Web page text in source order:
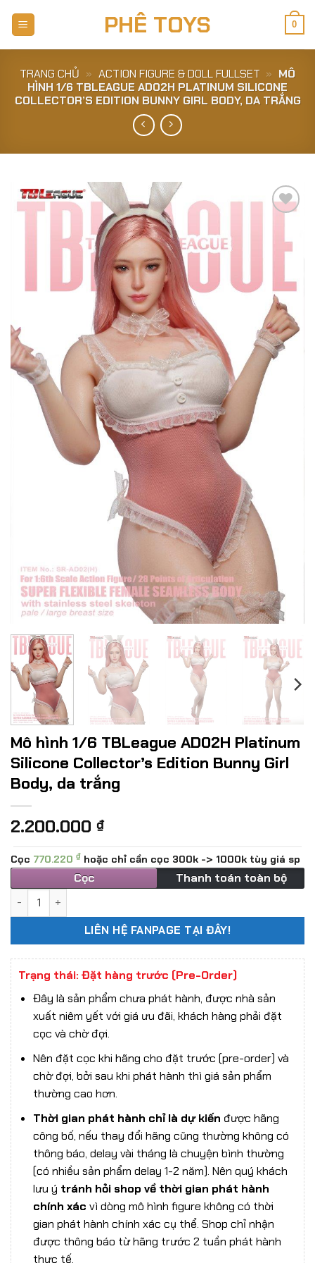
PHÊ TOYS 0
TRANG CHỦ » ACTION FIGURE & DOLL FULLSET » MÔ
HÌNH 1/6 TBLEAGUE AD02H PLATINUM SILICONE
COLLECTOR’S EDITION BUNNY GIRL BODY, DA TRẮNG
Wishlist
Mô hình 1/6 TBLeague AD02H Platinum
Silicone Collector’s Edition Bunny Girl
Body, da trắng
2.200.000 ₫
Cọc 770.220 ₫ hoặc chỉ cần cọc 300k -> 1000k tùy giá sp
Cọc Thanh toán toàn bộ
LIÊN HỆ FANPAGE TẠI ĐÂY!
Trạng thái: Đặt hàng trước (Pre-Order)
Đây là sản phẩm chưa phát hành, được nhà sản
xuất niêm yết với giá ưu đãi, khách hàng phải đặt
cọc và chờ đợi.
Nên đặt cọc khi hãng cho đặt trước (pre-order) và
chờ đợi, bởi sau khi phát hành thì giá sản phẩm
thường cao hơn.
Thời gian phát hành chỉ là dự kiến được hãng
công bố, nếu thay đổi hãng cũng thường không có
thông báo, delay vài tháng là chuyện bình thường
(có nhiều sản phẩm delay 1-2 năm). Nên quý khách
lưu ý tránh hỏi shop về thời gian phát hành
chính xác vì dòng mô hình figure không có thời
gian phát hành chính xác cụ thể. Shop chỉ nhận
được thông báo từ hãng trước 2 tuần phát hành
thực tế.